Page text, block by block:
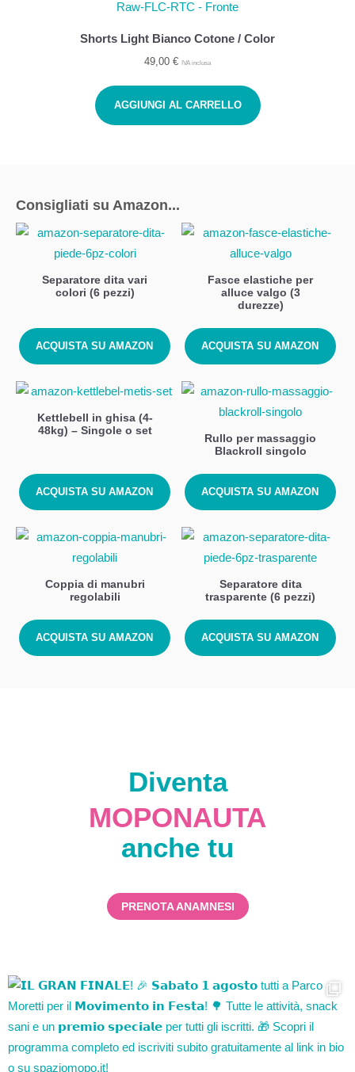
Shorts Light Bianco Cotone / Color
49,00 € IVA inclusa
AGGIUNGI AL CARRELLO
Consigliati su Amazon...
Separatore dita vari
colori (6 pezzi)
ACQUISTA SU AMAZON
Fasce elastiche per
alluce valgo (3
durezze)
ACQUISTA SU AMAZON
Kettlebell in ghisa (4-
48kg) – Singole o set
ACQUISTA SU AMAZON
Rullo per massaggio
Blackroll singolo
ACQUISTA SU AMAZON
Coppia di manubri
regolabili
ACQUISTA SU AMAZON
Separatore dita
trasparente (6 pezzi)
ACQUISTA SU AMAZON
Diventa
MOPONAUTA
anche tu
PRENOTA ANAMNESI